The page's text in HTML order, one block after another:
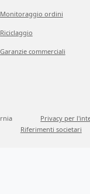
Monitoraggio ordini
Riciclaggio
Garanzie commerciali
Privacy per
Riferimenti societari